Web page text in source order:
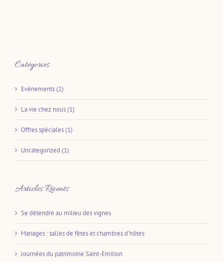
Catégories
Evénements (2)
La vie chez nous (1)
Offres spéciales (1)
Uncategorized (1)
Articles Récents
Se détendre au milieu des vignes
Mariages : salles de fêtes et chambres d’hôtes
Journées du patrimoine Saint-Emilion